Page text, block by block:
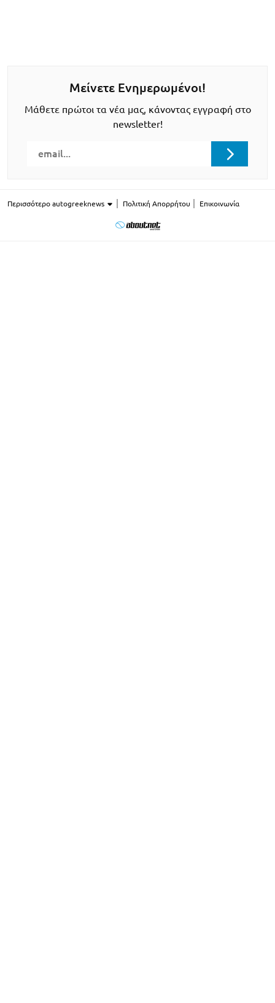
Μείνετε Ενημερωμένοι!
Μάθετε πρώτοι τα νέα μας, κάνοντας εγγραφή στο
newsletter!
Περισσότερο autogreeknews Πολιτική Απορρήτου Επικοινωνία